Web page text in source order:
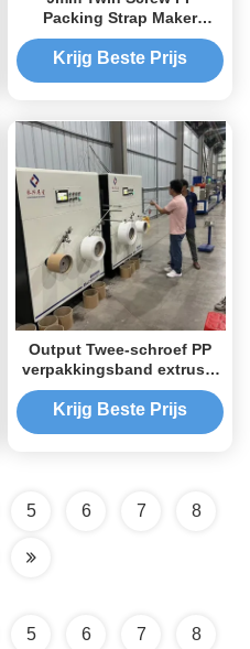
Packing Strap Maker
Polyester Tape
Krijg Beste Prijs
Output Twee-schroef PP
verpakkingsband extrusie
machine voor industriële
fabrieken
Krijg Beste Prijs
5 6 7 8
5 6 7 8